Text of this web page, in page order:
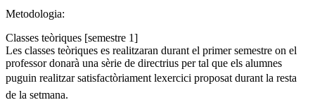
Metodologia:
Classes teòriques [semestre 1]
Les classes teòriques es realitzaran durant el primer semestre on el
professor donarà una sèrie de directrius per tal que els alumnes
puguin realitzar satisfactòriament lexercici proposat durant la resta
de la setmana.